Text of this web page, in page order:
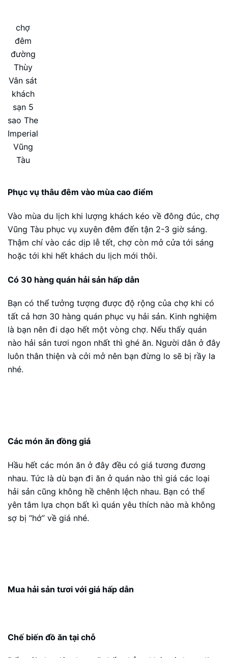
chợ
đêm
đường
Thùy
Vân sát
khách
sạn 5
sao The
Imperial
Vũng
Tàu
Phục vụ thâu đêm vào mùa cao điểm
Vào mùa du lịch khi lượng khách kéo về đông đúc, chợ
Vũng Tàu phục vụ xuyên đêm đến tận 2-3 giờ sáng.
Thậm chí vào các dịp lễ tết, chợ còn mở cửa tới sáng
hoặc tới khi hết khách du lịch mới thôi.
Có 30 hàng quán hải sản hấp dẫn
Bạn có thể tưởng tượng được độ rộng của chợ khi có
tất cả hơn 30 hàng quán phục vụ hải sản. Kinh nghiệm
là bạn nên đi dạo hết một vòng chợ. Nếu thấy quán
nào hải sản tươi ngon nhất thì ghé ăn. Người dân ở đây
luôn thân thiện và cởi mở nên bạn đừng lo sẽ bị rầy la
nhé.
Các món ăn đồng giá
Hầu hết các món ăn ở đây đều có giá tương đương
nhau. Tức là dù bạn đi ăn ở quán nào thì giá các loại
hải sản cũng không hề chênh lệch nhau. Bạn có thể
yên tâm lựa chọn bất kì quán yêu thích nào mà không
sợ bị “hớ” về giá nhé.
Mua hải sản tươi với giá hấp dẫn
Chế biến đồ ăn tại chỗ